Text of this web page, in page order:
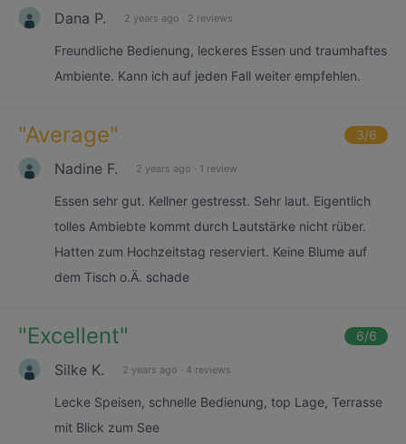
Dana P. 2 years ago · 2 reviews
Freundliche Bedienung, leckeres Essen und traumhaftes
Ambiente. Kann ich auf jeden Fall weiter empfehlen.
"Average" 3/6
Nadine F. 2 years ago · 1 review
Essen sehr gut. Kellner gestresst. Sehr laut. Eigentlich
tolles Ambiebte kommt durch Lautstärke nicht rüber.
Hatten zum Hochzeitstag reserviert. Keine Blume auf
dem Tisch o.Ä. schade
"Excellent" 6/6
Silke K. 2 years ago · 4 reviews
Lecke Speisen, schnelle Bedienung, top Lage, Terrasse
mit Blick zum See